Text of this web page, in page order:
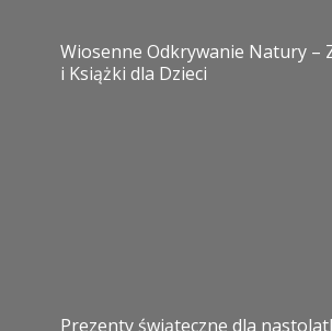
Wiosenne Odkrywanie Natury –
i Książki dla Dzieci
Prezenty świąteczne dla